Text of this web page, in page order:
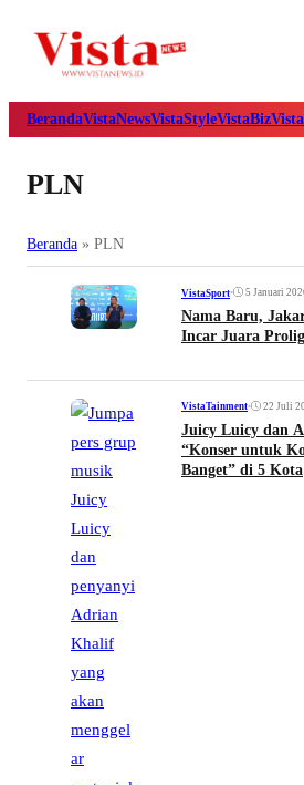
BerandaVistaNewsVistaStyleVistaBiz
PLN
Beranda » PLN
VistaSport• 5 Januari
Nama Baru,
Incar Juara
VistaTainment• 22 Juli
Juicy Luicy dan
“Konser untuk
Banget” di 5 Kota